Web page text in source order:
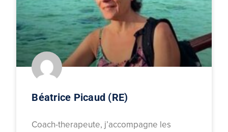
Béatrice Picaud (RE)
Coach-therapeute, j’accompagne les